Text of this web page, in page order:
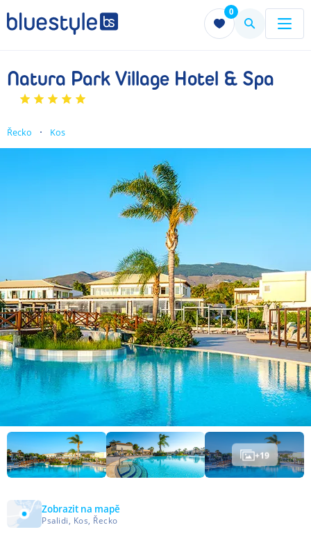
0
Menu Menu
Natura Park Village Hotel & Spa
Řecko Kos
+19
Zobrazit na mapě
Psalidi, Kos, Řecko